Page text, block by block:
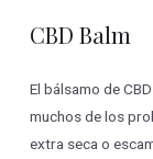
CBD Balm
El bálsamo de
muchos de los
extra seca o